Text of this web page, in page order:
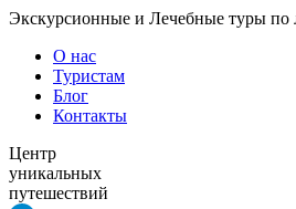
Экскурсионные и Лечебные туры
О нас
Туристам
Блог
Контакты
Центр
уникальных
путешествий